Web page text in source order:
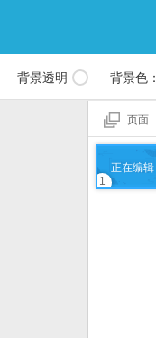
背景透明 背景色：
页面
正在编辑
1